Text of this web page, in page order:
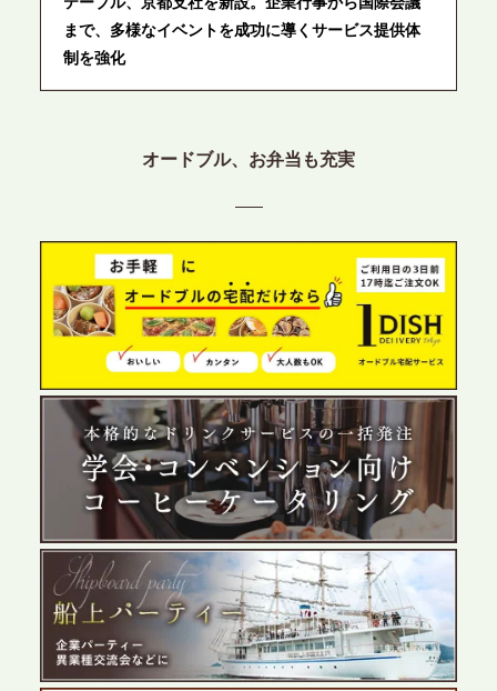
まで、多様なイベントを成功に導くサービス提供体
制を強化
プレスリリースのご案内｜ケータリングのセカンド
目の展開で、拡大する出張パーティー・ケータリン
2026.6.4
プレスリリースのご案内｜夏の社内親睦が、配属後
の離職防止に。オフィスや会議室で縁日気分を味わ
う「お祭りケータリング」の提供を開始
2026.5.29
プレスリリースのご案内｜ケータリングのセカンド
テーブル、群馬前橋支社を設立。再開発やオフィス
展開が進む前橋エリアの企業ニーズに応え、高品質
なサービスで各種イベント・懇親会をサポート
2026.5.27
プレスリリースのご案内｜ケータリングのセカンド
テーブル、千葉本社を新設。幕張・舞浜の大型イベ
オードブル、お弁当も充実